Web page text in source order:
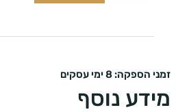
8 ימי עסקים
נוסף